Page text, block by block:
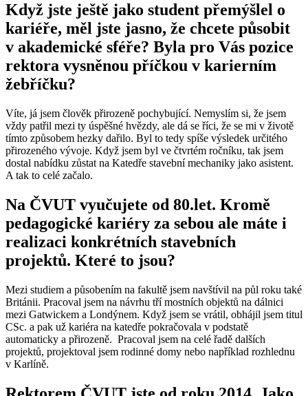
Když jste ještě jako student přemýšlel o
kariéře, měl jste jasno, že chcete působit
v akademické sféře? Byla pro Vás pozice
rektora vysněnou příčkou v karierním
žebříčku?
Víte, já jsem člověk přirozeně pochybující. Nemyslím si, že jsem
vždy patřil mezi ty úspěšné hvězdy, ale dá se říci, že se mi v životě
tímto způsobem hezky dařilo. Byl to tedy spíše výsledek určitého
přirozeného vývoje. Když jsem byl ve čtvrtém ročníku, tak jsem
dostal nabídku zůstat na Katedře stavební mechaniky jako asistent.
A tak to celé začalo.
Na ČVUT vyučujete od 80.let. Kromě
pedagogické kariéry za sebou ale máte i
realizaci konkrétních stavebních
projektů. Které to jsou?
Mezi studiem a působením na fakultě jsem navštívil na půl roku také
Británii. Pracoval jsem na návrhu tří mostních objektů na dálnici
mezi Gatwickem a Londýnem. Když jsem se vrátil, obhájil jsem titul
CSc. a pak už kariéra na katedře pokračovala v podstatě
automaticky a přirozeně. Pracoval jsem na celé řadě dalších
projektů, projektoval jsem rodinné domy nebo například rozhlednu
v Karlíně.